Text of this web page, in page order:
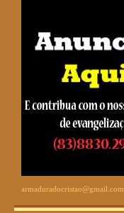
armaduradocristao@gmail.com